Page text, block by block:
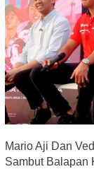
Mario Aji Dan
Sambut Balapan